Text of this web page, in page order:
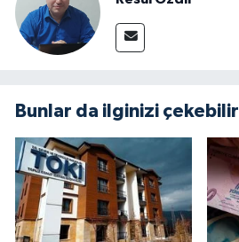
Bunlar da ilginizi çekebilir